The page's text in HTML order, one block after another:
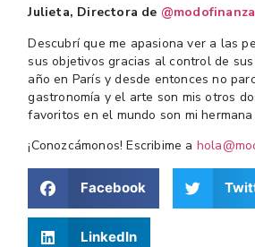
Julieta, Directora de
Descubrí que me apasiona ver a las
sus objetivos gracias al control de
año en París y desde entonces no
gastronomía y el arte son mis otros
favoritos en el mundo son mi
¡Conozcámonos! Escribime a
Facebook
LinkedIn